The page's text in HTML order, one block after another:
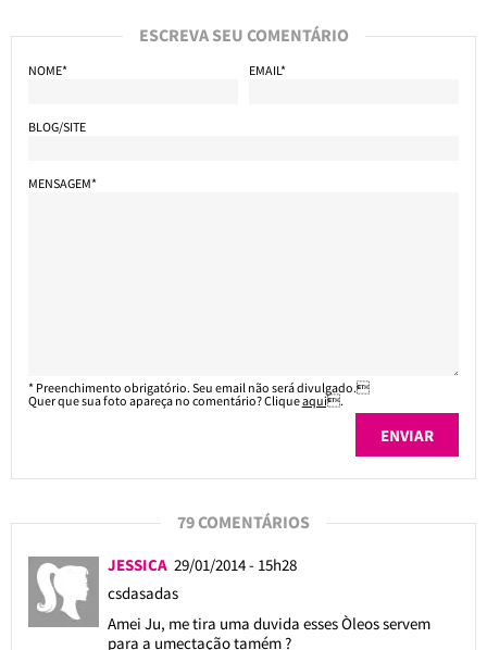
ESCREVA SEU COMENTÁRIO
NOME* EMAIL*
BLOG/SITE
MENSAGEM*
* Preenchimento obrigatório. Seu email não será divulgado.
Quer que sua foto apareça no comentário? Cliqueaqui.
79 COMENTÁRIOS
JESSICA 29/01/2014 - 15h28
csdasadas
Amei Ju, me tira uma duvida esses Òleos servem
para a umectação tamém ?